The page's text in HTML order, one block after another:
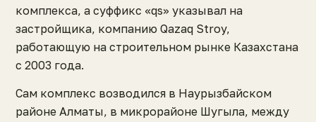
комплекса, а суффикс «qs» указывал на
застройщика, компанию Qazaq Stroy,
работающую на строительном рынке Казахстана
с 2003 года.
Сам комплекс возводился в Наурызбайском
районе Алматы, в микрорайоне Шугыла, между